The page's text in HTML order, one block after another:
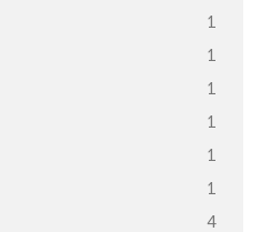
1
1
1
1
1
1
4